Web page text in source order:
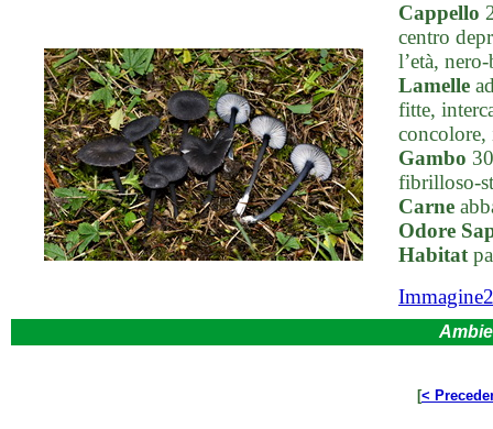
Cappello
centro
l’età,
Lamelle
fitte,
concolore,
Gambo
fibrilloso-
Carne
Odore
Habitat
Immagine2
[<